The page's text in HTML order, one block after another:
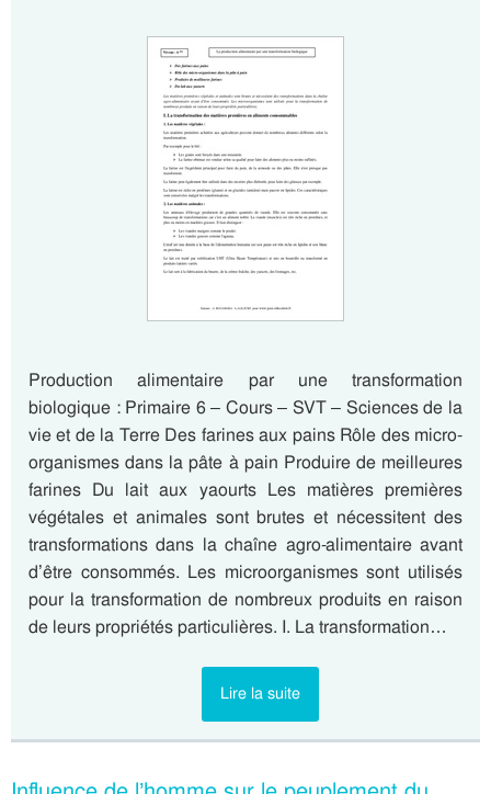
Production alimentaire par une transformation
biologique : Primaire 6 – Cours – SVT – Sciences de la
vie et de la Terre Des farines aux pains Rôle des micro-
organismes dans la pâte à pain Produire de meilleures
farines Du lait aux yaourts Les matières premières
végétales et animales sont brutes et nécessitent des
transformations dans la chaîne agro-alimentaire avant
d’être consommés. Les microorganismes sont utilisés
pour la transformation de nombreux produits en raison
de leurs propriétés particulières. I. La transformation…
Lire la suite